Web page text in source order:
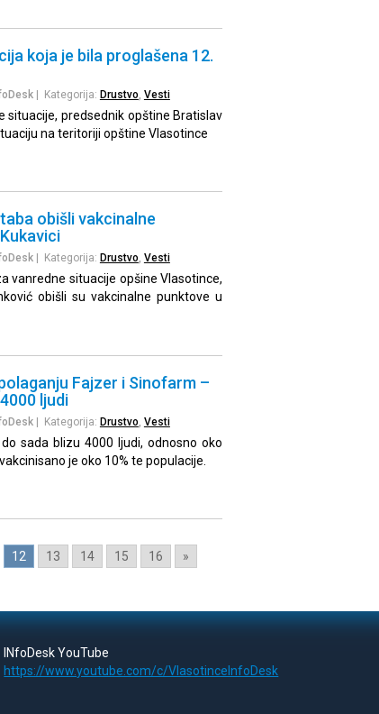
koja je bila proglašena 12.
| Kategorija: Drustvo, Vesti
situacije, predsednik opštine Bratislav
na teritoriji opštine Vlasotince
obišli vakcinalne
| Kategorija: Drustvo, Vesti
vanredne situacije opšine Vlasotince,
obišli su vakcinalne punktove u
Fajzer i Sinofarm –
ljudi
| Kategorija: Drustvo Vesti
sada blizu 4000 ljudi, odnosno oko
je oko 10% te populacije.
12 13 14 15 16 »
INfoDesk YouTube
https://www.youtube.com/c/VlasotinceInfoDesk